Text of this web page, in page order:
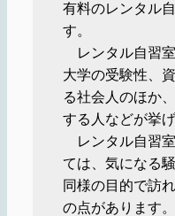
有料のレンタル
す。
レンタル自習
大学の受験性、
る社会人のほか
する人などが挙げ
レンタル自習
ては、気になる
同様の目的で訪
の点があります。